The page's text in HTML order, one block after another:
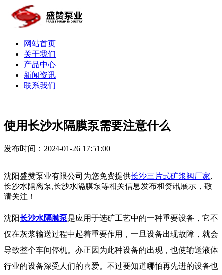
网站首页
关于我们
产品中心
新闻资讯
联系我们
使用长沙水隔膜泵需要注意什么
发布时间：2024-01-26 17:51:00
沈阳盛赞泵业有限公司为您免费提供长沙三片式矿浆阀厂家,
长沙水隔离泵,长沙水隔膜泵等相关信息发布和资讯展示，敬
请关注！
沈阳长沙水隔膜泵是应用于选矿工艺中的一种重要设备，它不
仅在灰浆输送过程中起着重要作用，一旦设备出现故障，就会
导致整个车间停机。亦正因为此种设备的出现，也使输送液体
行业的设备深受人们的喜爱。不过要知道哪怕再先进的设备也